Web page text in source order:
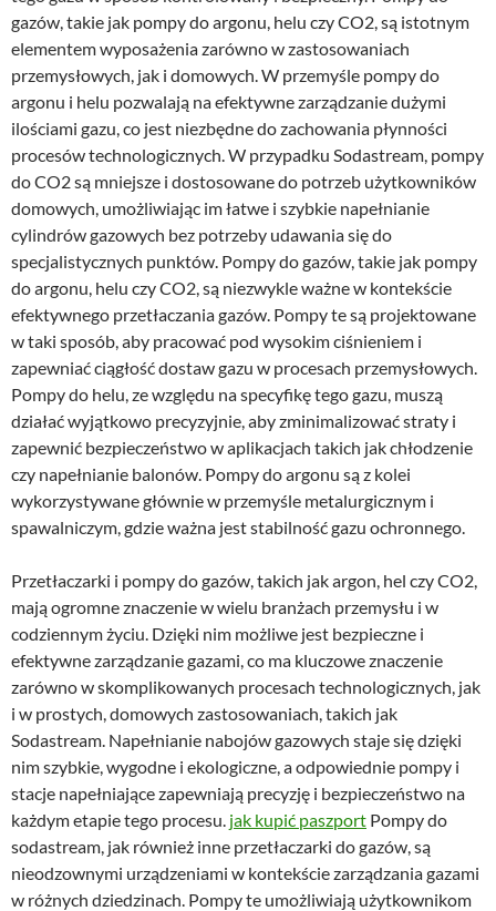
gazów, takie jak pompy do argonu, helu czy CO2, są istotnym
elementem wyposażenia zarówno w zastosowaniach
przemysłowych, jak i domowych. W przemyśle pompy do
argonu i helu pozwalają na efektywne zarządzanie dużymi
ilościami gazu, co jest niezbędne do zachowania płynności
procesów technologicznych. W przypadku Sodastream, pompy
do CO2 są mniejsze i dostosowane do potrzeb użytkowników
domowych, umożliwiając im łatwe i szybkie napełnianie
cylindrów gazowych bez potrzeby udawania się do
specjalistycznych punktów. Pompy do gazów, takie jak pompy
do argonu, helu czy CO2, są niezwykle ważne w kontekście
efektywnego przetłaczania gazów. Pompy te są projektowane
w taki sposób, aby pracować pod wysokim ciśnieniem i
zapewniać ciągłość dostaw gazu w procesach przemysłowych.
Pompy do helu, ze względu na specyfikę tego gazu, muszą
działać wyjątkowo precyzyjnie, aby zminimalizować straty i
zapewnić bezpieczeństwo w aplikacjach takich jak chłodzenie
czy napełnianie balonów. Pompy do argonu są z kolei
wykorzystywane głównie w przemyśle metalurgicznym i
spawalniczym, gdzie ważna jest stabilność gazu ochronnego.
Przetłaczarki i pompy do gazów, takich jak argon, hel czy CO2,
mają ogromne znaczenie w wielu branżach przemysłu i w
codziennym życiu. Dzięki nim możliwe jest bezpieczne i
efektywne zarządzanie gazami, co ma kluczowe znaczenie
zarówno w skomplikowanych procesach technologicznych, jak
i w prostych, domowych zastosowaniach, takich jak
Sodastream. Napełnianie nabojów gazowych staje się dzięki
nim szybkie, wygodne i ekologiczne, a odpowiednie pompy i
stacje napełniające zapewniają precyzję i bezpieczeństwo na
każdym etapie tego procesu. jak kupić paszport Pompy do
sodastream, jak również inne przetłaczarki do gazów, są
nieodzownymi urządzeniami w kontekście zarządzania gazami
w różnych dziedzinach. Pompy te umożliwiają użytkownikom